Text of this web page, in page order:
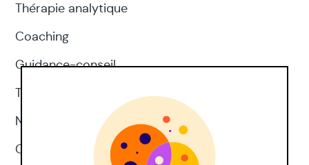
Thérapie analytique
Coaching
Guidance-conseil
Thérapie d'acceptation et d'engagement
Neuropsychologie
CNV